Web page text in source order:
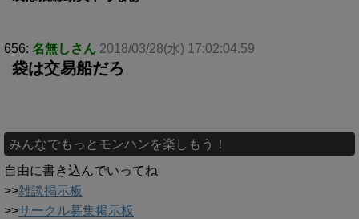
656: 名無しさん 2018/03/28(水) 17:02:04.59
袋は交易船だろ
みんなでもっとモンハンを楽しもう！
自由に書き込んでいってね
>>雑談掲示板
>>サークル募集掲示板